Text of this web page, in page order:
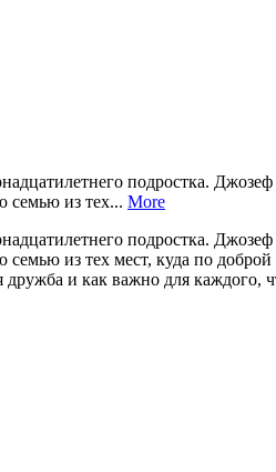
подростка.
семью из тех... More
подростка.
семью из тех мест, куда по
и как важно для каждого,